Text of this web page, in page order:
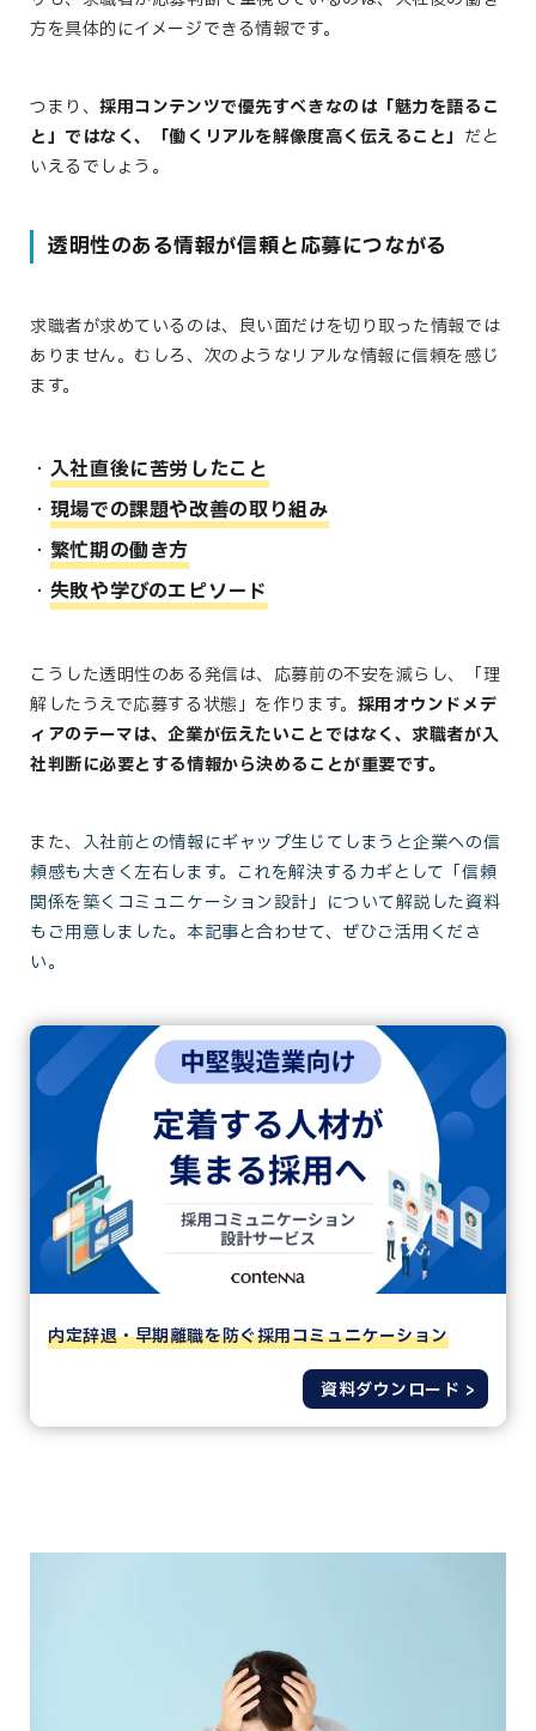
方を具体的にイメージできる情報です。
つまり、採用コンテンツで優先すべきなのは「魅力を語るこ
と」ではなく、「働くリアルを解像度高く伝えること」 だと
いえるでしょう。
透明性のある情報が信頼と応募につながる
求職者が求めているのは、良い面だけを切り取った情報では
ありません。むしろ、次のようなリアルな情報に信頼を感じ
ます。
入社直後に苦労したこと
現場での課題や改善の取り組み
繁忙期の働き方
失敗や学びのエピソード
こうした透明性のある発信は、応募前の不安を減らし、「理
解したうえで応募する状態」を作ります。 採用オウンドメデ
ィアのテーマは、企業が伝えたいことではなく、 求職者が入
社判断に必要とする情報から決めることが重要です。
また、 入社前との情報にギャップ生じてしまうと企業への信
頼感も大きく左右します。これを解決するカギとして「信頼
関係を築くコミュニケーション設計」について解説した資料
もご用意しました。本記事と合わせて、ぜひご活用くださ
い。
内定辞退・早期離職を防ぐ採用コミュニケーション
資料ダウンロード